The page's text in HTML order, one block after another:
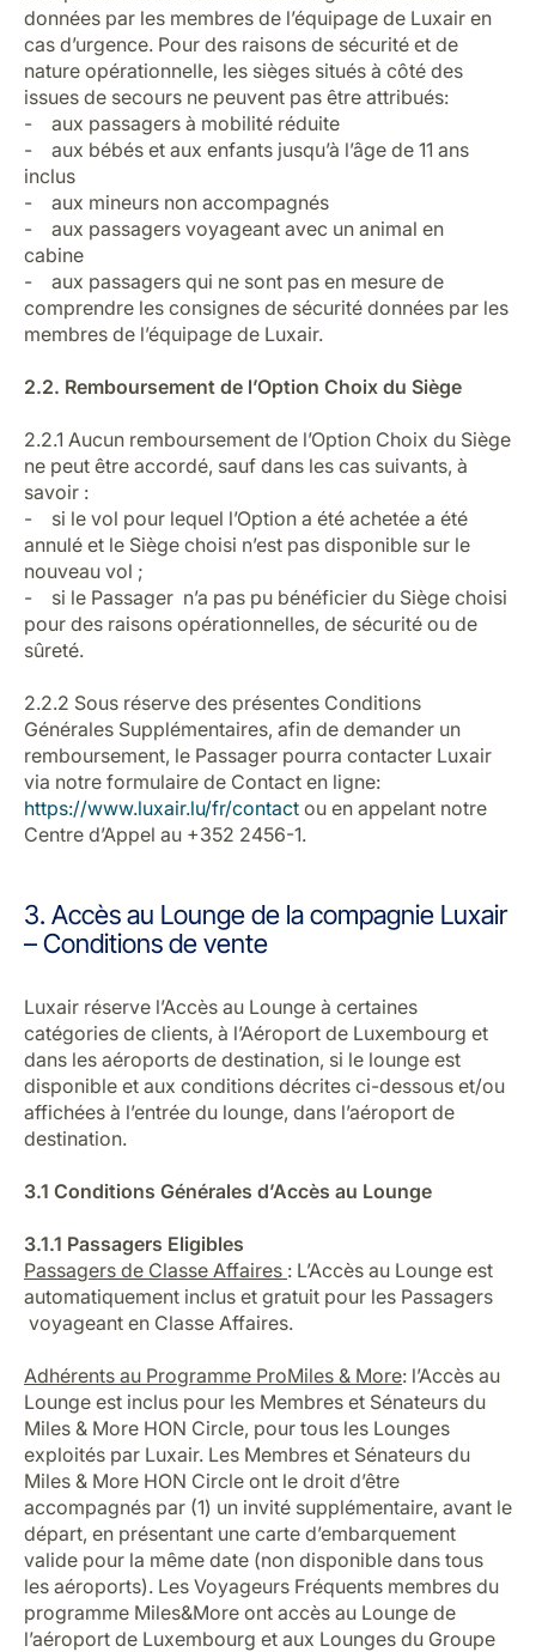
données par les membres de l’équipage de Luxair en
cas d’urgence. Pour des raisons de sécurité et de
nature opérationnelle, les sièges situés à côté des
issues de secours ne peuvent pas être attribués:
- aux passagers à mobilité réduite
- aux bébés et aux enfants jusqu’à l’âge de 11 ans
inclus
- aux mineurs non accompagnés
- aux passagers voyageant avec un animal en
cabine
- aux passagers qui ne sont pas en mesure de
comprendre les consignes de sécurité données par les
membres de l’équipage de Luxair.
2.2. Remboursement de l’Option Choix du Siège
2.2.1 Aucun remboursement de l’Option Choix du Siège
ne peut être accordé, sauf dans les cas suivants, à
savoir :
- si le vol pour lequel l’Option a été achetée a été
annulé et le Siège choisi n’est pas disponible sur le
nouveau vol ;
- si le Passager n’a pas pu bénéficier du Siège choisi
pour des raisons opérationnelles, de sécurité ou de
sûreté.
2.2.2 Sous réserve des présentes Conditions
Générales Supplémentaires, afin de demander un
remboursement, le Passager pourra contacter Luxair
via notre formulaire de Contact en ligne:
https://www.luxair.lu/fr/contact ou en appelant notre
Centre d’Appel au +352 2456-1.
3. Accès au Lounge de la compagnie Luxair
– Conditions de vente
Luxair réserve l’Accès au Lounge à certaines
catégories de clients, à l’Aéroport de Luxembourg et
dans les aéroports de destination, si le lounge est
disponible et aux conditions décrites ci-dessous et/ou
affichées à l’entrée du lounge, dans l’aéroport de
destination.
3.1 Conditions Générales d’Accès au Lounge
3.1.1 Passagers Eligibles
Passagers de Classe Affaires : L’Accès au Lounge est
automatiquement inclus et gratuit pour les Passagers
voyageant en Classe Affaires.
Adhérents au Programme ProMiles & More: l’Accès au
Lounge est inclus pour les Membres et Sénateurs du
Miles & More HON Circle, pour tous les Lounges
exploités par Luxair. Les Membres et Sénateurs du
Miles & More HON Circle ont le droit d’être
accompagnés par (1) un invité supplémentaire, avant le
départ, en présentant une carte d’embarquement
valide pour la même date (non disponible dans tous
les aéroports). Les Voyageurs Fréquents membres du
programme Miles&More ont accès au Lounge de
l’aéroport de Luxembourg et aux Lounges du Groupe